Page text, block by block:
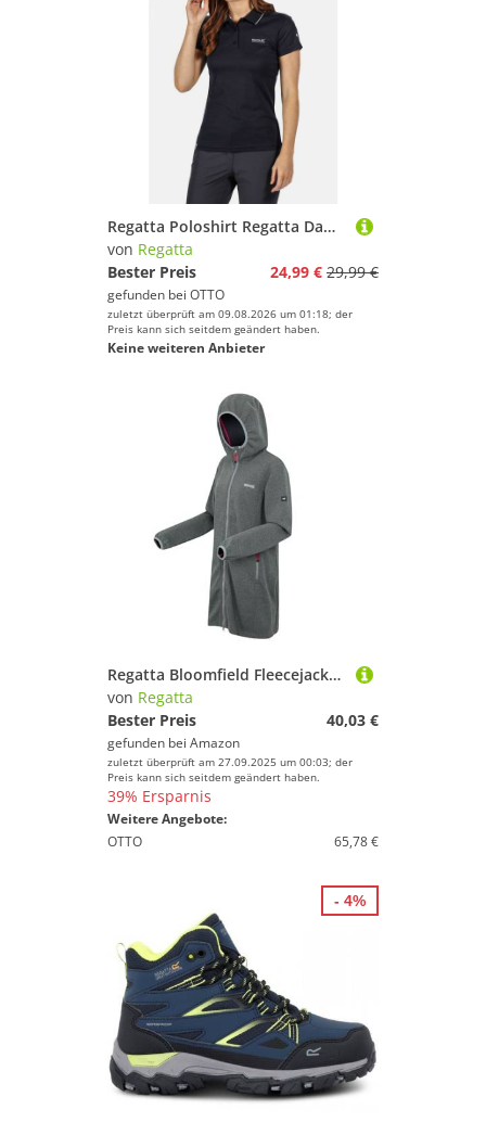
Regatta Poloshirt Regatta Damen Maverick V Polo-Shirt RWT210 S22
von Regatta
Bester Preis
24,99 € 29,99 €
gefunden bei OTTO
zuletzt überprüft am 09.08.2026 um 01:18; der
Preis kann sich seitdem geändert haben.
Keine weiteren Anbieter
Regatta Bloomfield Fleecejacke für Damen mit verschließbaren Taschen und Einer Kapuze, Farbe:Cloudy Grey, Größe:44
von Regatta
Bester Preis
40,03 €
gefunden bei Amazon
zuletzt überprüft am 27.09.2025 um 00:03; der
Preis kann sich seitdem geändert haben.
39% Ersparnis
Weitere Angebote:
OTTO
65,78 €
- 4%